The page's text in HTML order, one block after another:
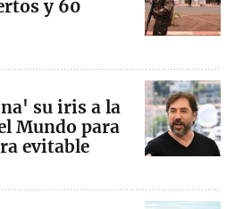
y 60
su iris a la
Mundo para
evitable